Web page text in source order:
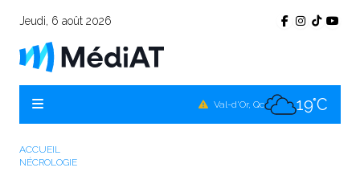
Jeudi, 6 août 2026
Val-d'Or, Qc 19°C
ACCUEIL
NÉCROLOGIE